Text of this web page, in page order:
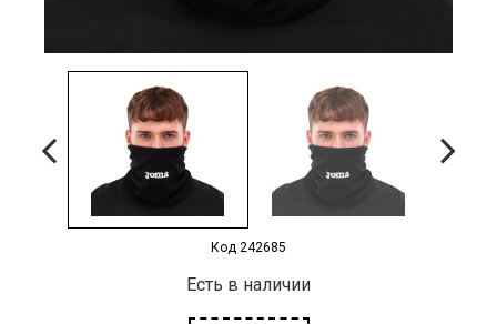
Код 242685
Есть в наличии